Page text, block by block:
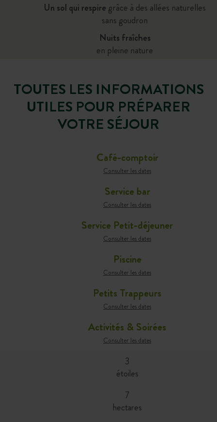
Un sol qui respire grâce à des allées naturelles
sans goudron
Nuits fraîches
en pleine nature
TOUTES LES INFORMATIONS
UTILES POUR PRÉPARER
VOTRE SÉJOUR
Café-comptoir
Consulter les dates
Service bar
Consulter les dates
Service Petit-déjeuner
Consulter les dates
Piscine
Consulter les dates
Petits Trappeurs
Consulter les dates
Activités & Soirées
Consulter les dates
3
étoiles
7
hectares